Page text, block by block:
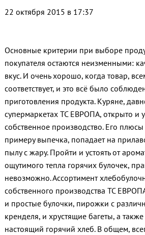
22 октября 2015 в 17:37
Основные критерии при выборе
покупателя остаются неизменными:
вкус. И очень хорошо, когда товар,
соответствует, и это всё было
приготовления продукта. Куряне,
супермаркетах ТС ЕВРОПА, открыто и
собственное производство. Его
примеру выпечка, попадает на
пылу с жару. Пройти и устоять от
ощутимого тепла горячих булочек,
невозможно. Ассортимент
собственного производства ТС
и простые булочки, пирожки с
кренделя, и хрустящие багеты, а
настоящий горячий хлеб. В общем,